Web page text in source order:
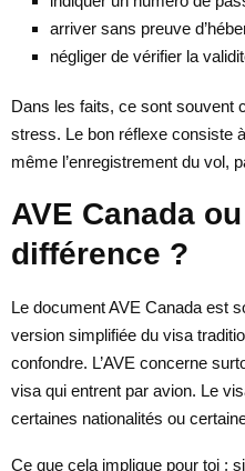
arriver sans preuve
négliger de vérifier la
Dans les faits, ce sont souvent
stress. Le bon réflexe consiste
même l’enregistrement du vol,
AVE Canada
différence ?
Le document AVE Canada est
version simplifiée du visa
confondre. L’AVE concerne
visa qui entrent par avion. Le
certaines nationalités ou
Ce que cela implique pour toi :